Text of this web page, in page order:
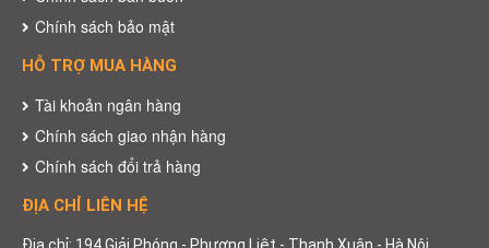
Chính sách bảo mật
HỖ TRỢ MUA HÀNG
Tài khoản ngân hàng
Chính sách giao nhận hàng
Chính sách đổi trả hàng
ĐỊA CHỈ LIÊN HỆ
Địa chỉ: 194 Giải Phóng - Phương Liệt - Thanh Xuân - Hà Nội